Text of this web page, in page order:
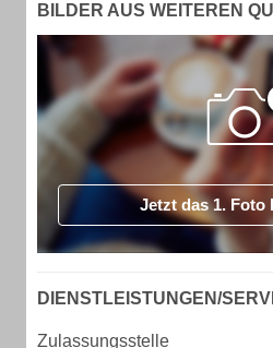
BILDER AUS WEITEREN
Jetzt das 1. Foto
DIENSTLEISTUNGEN/
Zulassungsstelle